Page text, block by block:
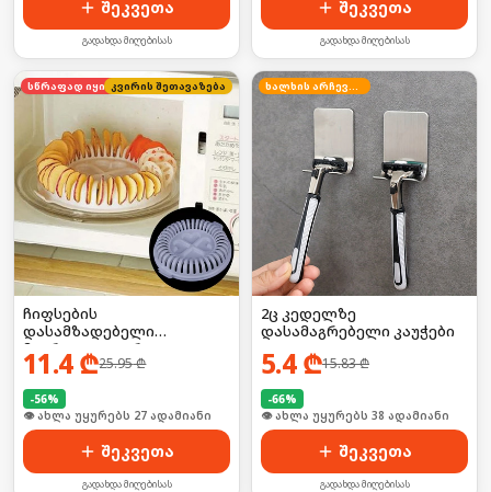
შეკვეთა
გადახდა მიღებისას
შეკვეთა
გადახდა მიღებისას
სწრაფად იყიდება
კვირის შეთავაზება
ჩიფსების
დასამზადებელი
მიკროტალღური
ღუმელისთვის
11.4₾25.95₾
-56%
🛒 ბოლო 24სთ-ში იყიდა 36-მა
შეკვეთა
გადახდა მიღებისას
ხალხის არჩევანი
2ც კედელზე
დასამაგრებელი კაუჭები
5.4₾15.83₾
-66%
🛒 ბოლო 24სთ-ში იყიდა 52-მა
შეკვეთა
გადახდა მიღებისას